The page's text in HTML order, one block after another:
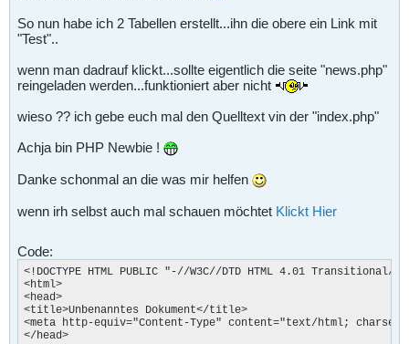
So nun habe ich 2 Tabellen erstellt...ihn die obere ein Link mit
"Test"..
wenn man dadrauf klickt...sollte eigentlich die seite "news.php"
reingeladen werden...funktioniert aber nicht
wieso ?? ich gebe euch mal den Quelltext vin der "index.php"
Achja bin PHP Newbie !
Danke schonmal an die was mir helfen
wenn irh selbst auch mal schauen möchtet Klickt Hier
Code:
<!DOCTYPE HTML PUBLIC "-//W3C//DTD HTML 4.01 Transitional//
<html>
<head>
<title>Unbenanntes Dokument</title>
<meta http-equiv="Content-Type" content="text/html;
</head>